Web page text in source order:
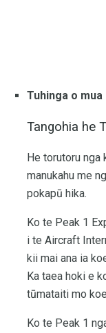
Tuhinga o mua
Tangohia he
He torutoru nga
manukahu me
pokapū hika.
Ko te Peak 1
i te Aircraft
kii mai ana ia
Ka taea hoki e
tūmataiti mo
Ko te Peak 1